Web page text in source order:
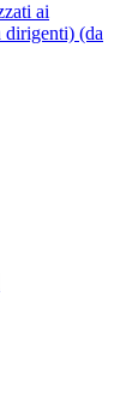
ai
dirigenti) (da